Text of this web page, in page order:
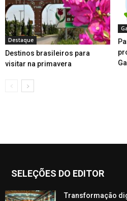
Destaque
Destinos brasileiros para
visitar na primavera
SELEÇÕES DO EDITOR
Transformação